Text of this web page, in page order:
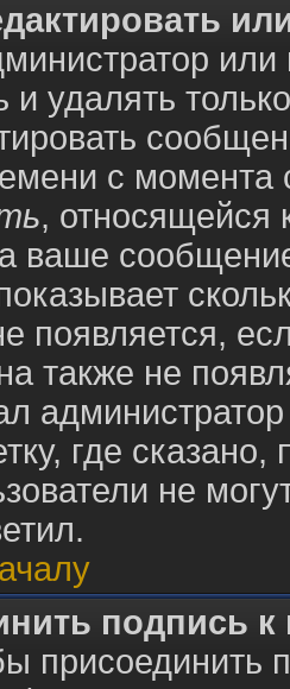
и удалять
с
, относящейся
ваше
появляется,
также не
где
не
подпись
присоединить